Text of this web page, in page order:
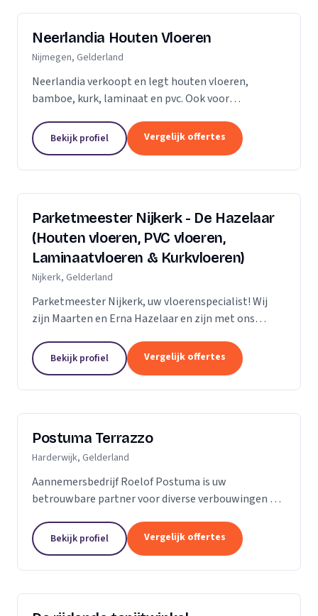
Neerlandia Houten Vloeren
Nijmegen, Gelderland
Neerlandia verkoopt en legt houten vloeren,
bamboe, kurk, laminaat en pvc. Ook voor
kunt u bij ons terecht! Neerlandia is een
familiebedrijf in Nijmegen...
Bekijk profiel Vergelijk offertes
Parketmeester Nijkerk - De Hazelaar
(Houten vloeren, PVC vloeren,
Laminaatvloeren & Kurkvloeren)
Nijkerk, Gelderland
Parketmeester Nijkerk, uw vloerenspecialist! Wij
zijn Maarten en Erna Hazelaar en zijn met ons
aangesloten, omdat deze organisatie staat voor
zelfstandige...
Bekijk profiel Vergelijk offertes
Postuma Terrazzo
Harderwijk, Gelderland
Aannemersbedrijf Roelof Postuma is uw
betrouwbare partner voor diverse verbouwingen en
om het verbouwen van badkamers, het plaatsen van
dakkapellen,...
Bekijk profiel Vergelijk offertes